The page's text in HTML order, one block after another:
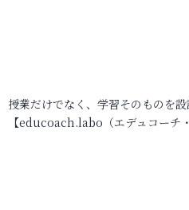
授業だけでなく、学習そのものを
【educoach.labo（エデュコーチ